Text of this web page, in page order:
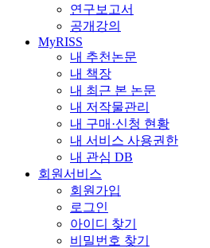
연구보고서
공개강의
MyRISS
내 추천논문
내 책장
내 최근 본 논문
내 저작물관리
내 구매·신청 현황
내 서비스 사용권한
내 관심 DB
회원서비스
회원가입
로그인
아이디 찾기
비밀번호 찾기